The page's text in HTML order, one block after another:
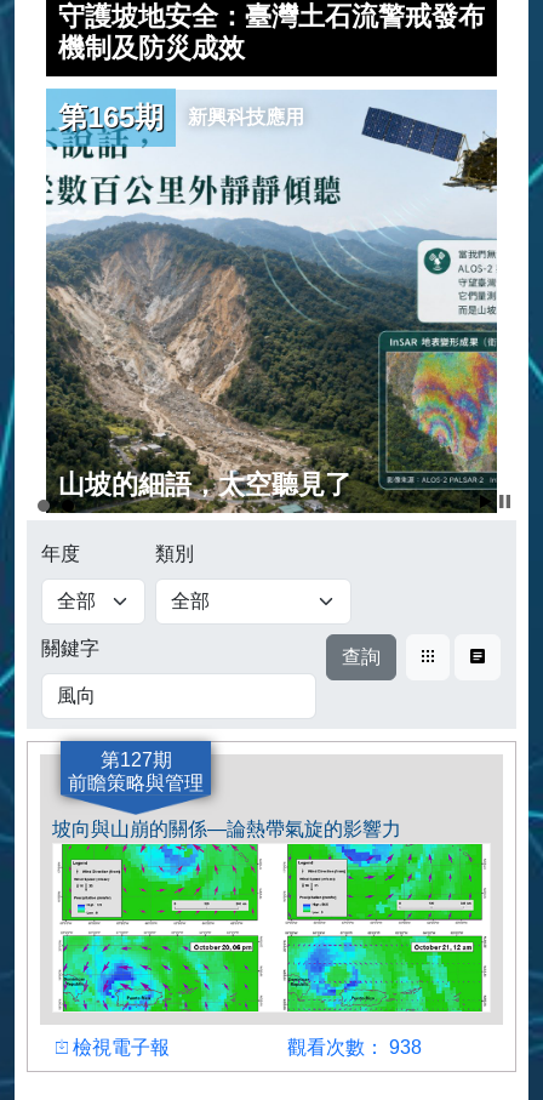
守護坡地安全：臺灣土石流警戒發布
機制及防災成效
第165期 新興科技應用
山坡的細語，太空聽見了
年度 類別
關鍵字 查詢 卡片式表格式
第127期
前瞻策略與管理
坡向與山崩的關係—論熱帶氣旋的影響力
檢視檢視電子報 觀看人數
觀看次數： 938